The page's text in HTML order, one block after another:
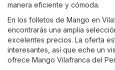
manera eficiente y cómoda.
En los folletos de Mango en
encontrarás una amplia
excelentes precios. La oferta
interesantes, así que eche un
ofrece Mango Vilafranca del